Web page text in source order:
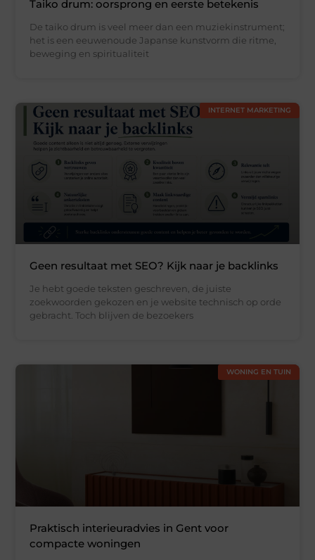
Taiko drum: oorsprong en eerste betekenis
De taiko drum is veel meer dan een muziekinstrument;
het is een eeuwenoude Japanse kunstvorm die ritme,
beweging en spiritualiteit
INTERNET MARKETING
Geen resultaat met SEO? Kijk naar je backlinks
Je hebt goede teksten geschreven, de juiste
zoekwoorden gekozen en je website technisch op orde
gebracht. Toch blijven de bezoekers
WONING EN TUIN
Praktisch interieuradvies in Gent voor
compacte woningen